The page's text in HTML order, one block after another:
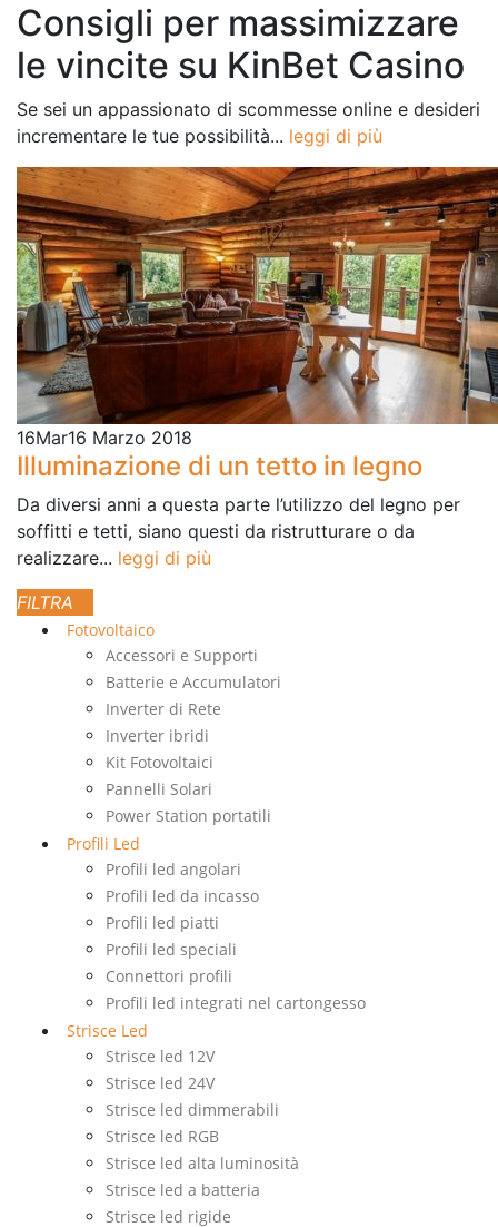
Consigli per massimizzare
le vincite su KinBet Casino
Se sei un appassionato di scommesse online e desideri
incrementare le tue possibilità... leggi di più
16Mar16 Marzo 2018
Illuminazione di un tetto in legno
Da diversi anni a questa parte l’utilizzo del legno per
soffitti e tetti, siano questi da ristrutturare o da
realizzare... leggi di più
Fotovoltaico
Accessori e Supporti
Batterie e Accumulatori
Inverter di Rete
Inverter ibridi
Kit Fotovoltaici
Pannelli Solari
Power Station portatili
Profili Led
Profili led angolari
Profili led da incasso
Profili led piatti
Profili led speciali
Connettori profili
Profili led integrati nel cartongesso
Strisce Led
Strisce led 12V
Strisce led 24V
Strisce led dimmerabili
Strisce led RGB
Strisce led alta luminosità
Strisce led a batteria
Strisce led rigide